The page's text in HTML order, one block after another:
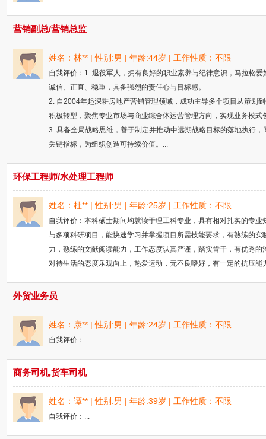
营销副总/营销总监
姓名：林** | 性别:男 | 年龄:44岁 | 工作性质：不限
自我评价：1. 退役军人，拥有良好的职业素养与纪律意识，马拉松
诚信、正直、稳重，具备强烈的责任心与目标感。
2. 自2004年起深耕房地产营销管理领域，成功主导多个项目从策划
积极转型，聚焦专业市场与商业综合体运营管理方向，实现业务模式
3. 具备全局战略思维，善于制定并推动中远期战略目标的落地执行
关键指标，为组织创造可持续价值。...
环保工程师/水处理工程师
姓名：杜** | 性别:男 | 年龄:25岁 | 工作性质：不限
自我评价：本科硕士期间均就读于理工科专业，具有相对扎实的专
与多项科研项目，能快速学习并掌握项目所需技能要求，有熟练的实
力，熟练的文献阅读能力，工作态度认真严谨，踏实肯干，有优秀
对待生活的态度乐观向上，热爱运动，无不良嗜好，有一定的抗压能
外贸业务员
姓名：康** | 性别:男 | 年龄:24岁 | 工作性质：不限
自我评价：...
商务司机,货车司机
姓名：谭** | 性别:男 | 年龄:39岁 | 工作性质：不限
自我评价：...